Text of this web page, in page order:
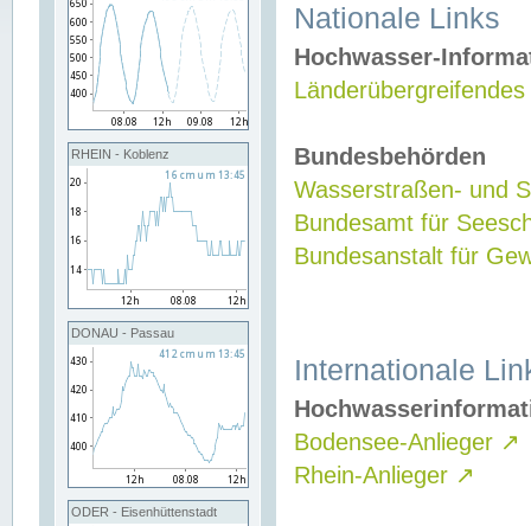
RHEIN - Koblenz
DONAU - Passau
ODER - Eisenhüttenstadt
Nationale Links
Hochwasser-
Bundesbehörden
Wasserstraßen- und
Bundesamt für
Bundesanstalt für
Internationale
Bodensee-Anlieger ↗
Rhein-Anlieger ↗